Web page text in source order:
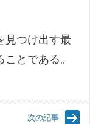
見つけ出す最
とである。
次の記事